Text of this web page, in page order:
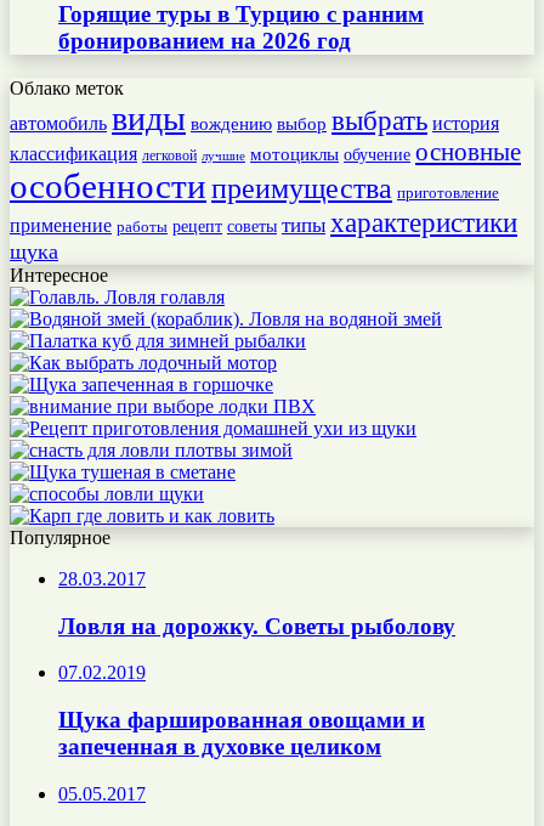
Горящие туры в Турцию с ранним
бронированием на 2026 год
Облако меток
автомобиль виды вождению выбор выбрать история
классификация легковой лучшие мотоциклы обучение основные
особенностипреимущества приготовление
применение работы рецепт советы типы характеристики
щука
Интересное
Популярное
28.03.2017
Ловля на дорожку. Советы рыболову
07.02.2019
Щука фаршированная овощами и
запеченная в духовке целиком
05.05.2017